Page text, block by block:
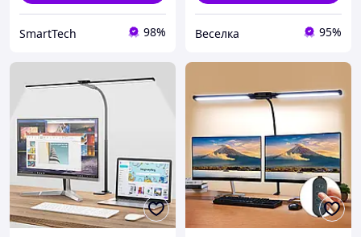
SmartTech 98% Веселка 95%